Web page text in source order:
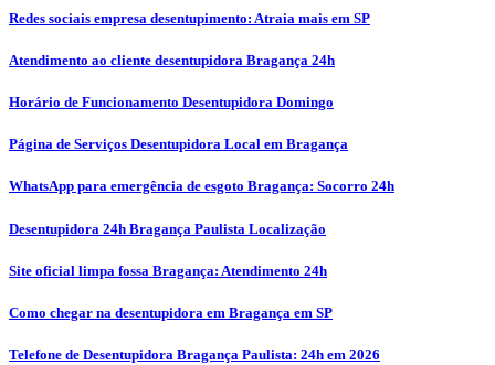
Redes sociais empresa desentupimento: Atraia mais em SP
Atendimento ao cliente desentupidora Bragança 24h
Horário de Funcionamento Desentupidora Domingo
Página de Serviços Desentupidora Local em Bragança
WhatsApp para emergência de esgoto Bragança: Socorro 24h
Desentupidora 24h Bragança Paulista Localização
Site oficial limpa fossa Bragança: Atendimento 24h
Como chegar na desentupidora em Bragança em SP
Telefone de Desentupidora Bragança Paulista: 24h em 2026